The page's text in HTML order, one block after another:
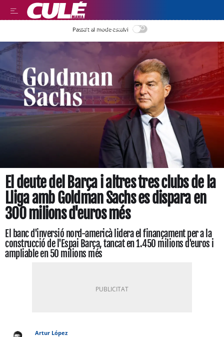
LEER EN CASTELLANO
Passa’t al mode estalvi
El deute del Barça i altres tres clubs de la
Lliga amb Goldman Sachs es dispara en
300 milions d'euros més
El banc d'inversió nord-americà lidera el finançament per a la
construcció de l'Espai Barça, tancat en 1.450 milions d'euros i
ampliable en 50 milions més
Artur López